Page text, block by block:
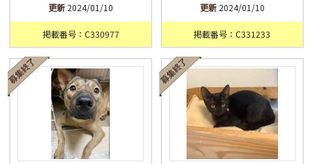
更新 2024/01/10
掲載番号：C330977
更新2024/01/10
掲載番号：C331233